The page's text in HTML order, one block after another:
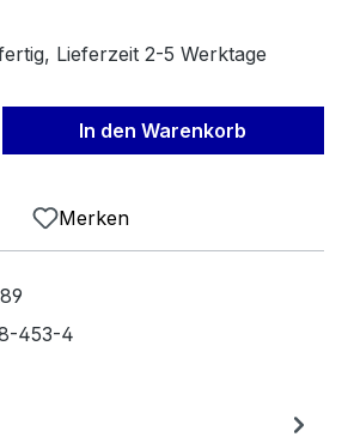
Lieferzeit 2-5 Werktage
Gib den
In den Warenkorb
Merken
453-4